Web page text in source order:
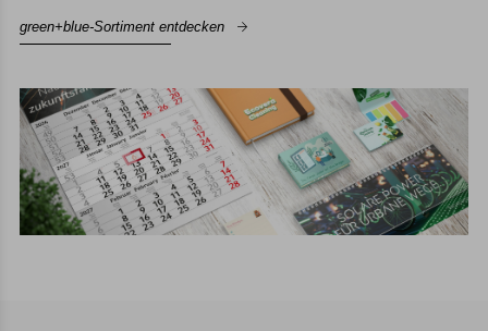
green+blue-Sortiment entdecken